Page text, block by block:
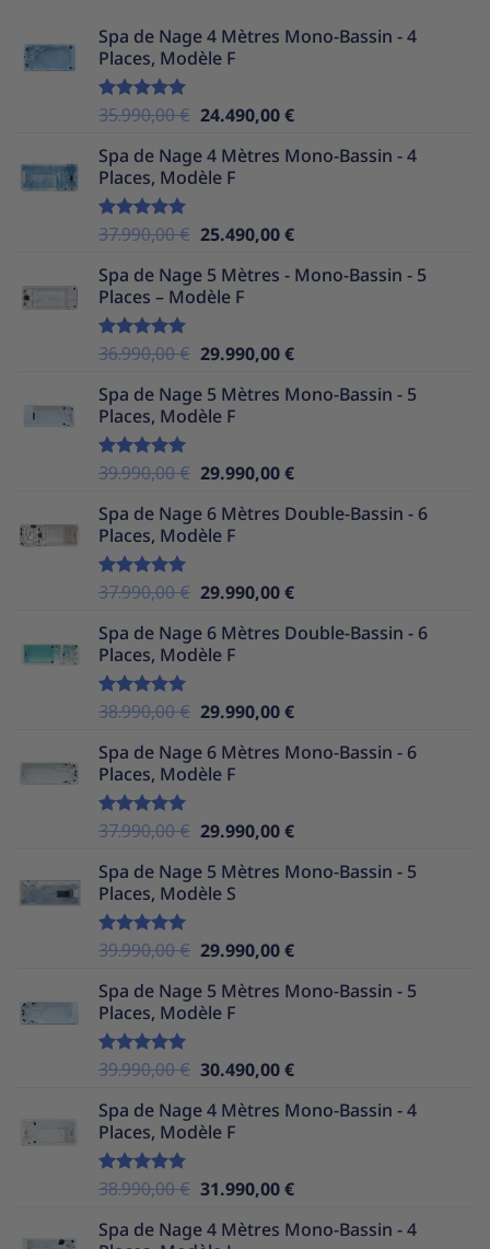
Spa de Nage 4 Mètres Mono-Bassin - 4
Places, Modèle F
Note5.00
35.990,00€ Le
initial
était :
24.490,00€Le
actuel
Spa de Nage 4 Mètres Mono-Bassin - 4
Places, Modèle F
Note5.00
37.990,00€ Le
initial
était :
25.490,00€Le
actuel
Spa de Nage 5 Mètres - Mono-Bassin - 5
Places – Modèle F
Note5.00
36.990,00€ Le
initial
était :
29.990,00€Le
actuel
Spa de Nage 5 Mètres Mono-Bassin - 5
Places, Modèle F
Note5.00
39.990,00€ Le
initial
était :
29.990,00€Le
actuel
Spa de Nage 6 Mètres Double-Bassin - 6
Places, Modèle F
Note5.00
37.990,00€ Le
initial
était :
29.990,00€Le
actuel
Spa de Nage 6 Mètres Double-Bassin - 6
Places, Modèle F
Note5.00
38.990,00€ Le
initial
était :
29.990,00€Le
actuel
Spa de Nage 6 Mètres Mono-Bassin - 6
Places, Modèle F
Note5.00
37.990,00€ Le
initial
était :
29.990,00€Le
actuel
Spa de Nage 5 Mètres Mono-Bassin - 5
Places, Modèle S
Note5.00
39.990,00€ Le
initial
était :
29.990,00€Le
actuel
Spa de Nage 5 Mètres Mono-Bassin - 5
Places, Modèle F
Note5.00
39.990,00€ Le
initial
était :
30.490,00€Le
actuel
Spa de Nage 4 Mètres Mono-Bassin - 4
Places, Modèle F
Note5.00
38.990,00€ Le
initial
31.990,00€Le
actuel
Spa de Nage 4 Mètres Mono-Bassin - 4